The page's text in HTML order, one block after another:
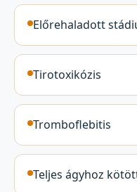
Előrehaladott
Tirotoxikózis
Tromboflebitis
Teljes ágyhoz